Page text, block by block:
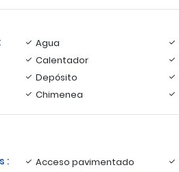
Agua
Calentador
Depósito
Chimenea
: Acceso pavimentado